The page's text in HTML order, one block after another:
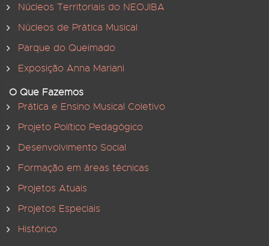
Núcleos Territoriais do NEOJIBA
Núcleos de Prática Musical
Parque do Queimado
Exposição Anna Mariani
O Que Fazemos
Prática e Ensino Musical Coletivo
Projeto Político Pedagógico
Desenvolvimento Social
Formação em áreas técnicas
Projetos Atuais
Projetos Especiais
Histórico